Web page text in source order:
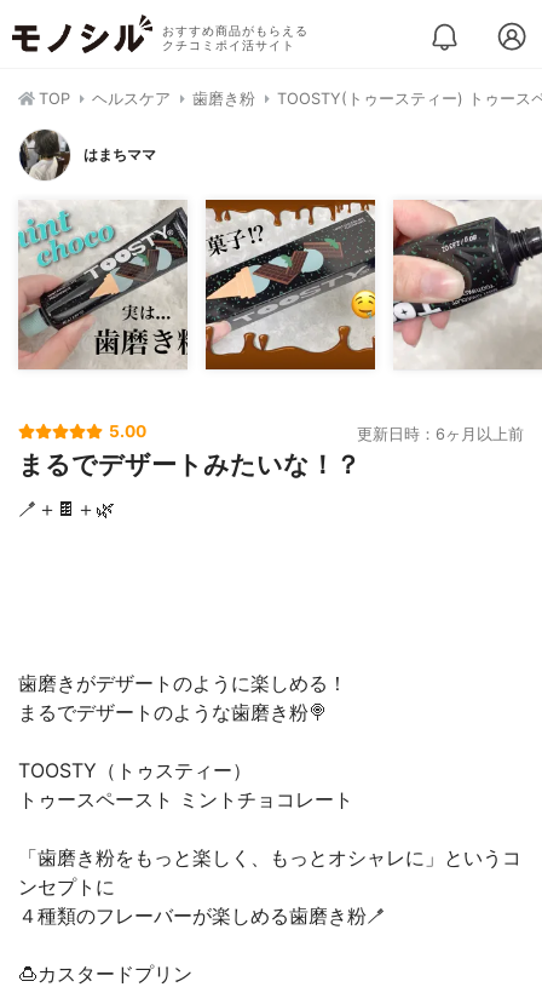
おすすめ商品がもらえる
クチコミポイ活サイト
TOP ヘルスケア 歯磨き粉 TOOSTY(トゥースティー) トゥース
はまちママ
5.00 更新日時：6ヶ月以上前
まるでデザートみたいな！？
🪥＋🍫＋🌿
歯磨きがデザートのように楽しめる！
まるでデザートのような歯磨き粉🍭
TOOSTY（トゥスティー）
トゥースペースト ミントチョコレート
「歯磨き粉をもっと楽しく、もっとオシャレに」というコ
ンセプトに
４種類のフレーバーが楽しめる歯磨き粉🪥
🍮カスタードプリン